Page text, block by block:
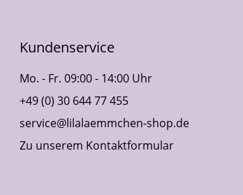
Kundenservice
Mo. - Fr. 09:00 - 14:00 Uhr
+49 (0) 30 644 77 455
service@lilalaemmchen-shop.de
Zu unserem Kontaktformular